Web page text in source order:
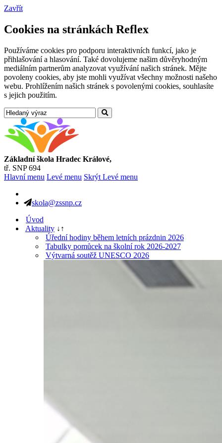
Zavřít
Cookies na stránkách Reflex
Používáme cookies pro podporu interaktivních funkcí, jako je
přihlašování a hlasování. Také dovolujeme našim důvěryhodným
mediálním partnerům analyzovat využívání našich stránek. Mějte
povoleny cookies, aby jste mohli využívat všechny možnosti našeho
webu. Prohlížením našich stránek s povolenými cookies, souhlasíte
s jejich použitím.
Základní škola Hradec Králové,
tř. SNP 694
Hlavní menu Levé menu Skrýt Levé menu
skola@zssnp.cz
Úvod
Aktuality ↓ ↑
Úřední hodiny během letních prázdnin 2026
Tabulky pomůcek na školní rok 2026-2027
Výtvarná soutěž UNESCO 2026